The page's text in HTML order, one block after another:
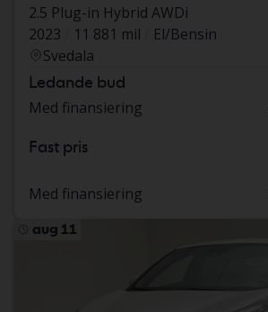
2.5 Plug-in Hybrid AWDi
2023
11 881 mil
El/Bensin
Svedala
Ledande bud
Med finansiering
Fast pris
Med finansiering
aug 11